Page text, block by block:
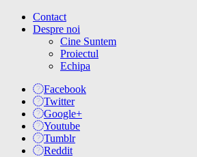
Contact
Despre noi
Cine Suntem
Proiectul
Echipa
Facebook
Twitter
Google+
Youtube
Tumblr
Reddit